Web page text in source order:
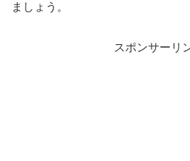
ましょう。
スポンサーリ